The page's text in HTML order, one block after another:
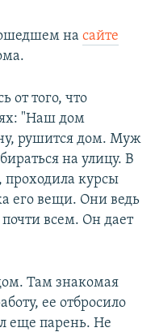
на сайте
от того, что
"Наш дом
рушится дом. Муж
на улицу. В
проходила курсы
его вещи. Они ведь
всем. Он дает
Там знакомая
ее отбросило
еще парень. Не